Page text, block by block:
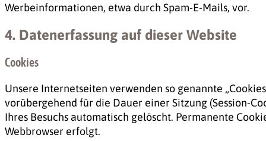
Werbeinformationen, etwa durch Spam-E-Mails, vor.
4. Datenerfassung auf dieser Website
Cookies
Unsere Internetseiten verwenden so genannte
vorübergehend für die Dauer einer Sitzung (Session-
Ihres Besuchs automatisch gelöscht. Permanente
Webbrowser erfolgt.